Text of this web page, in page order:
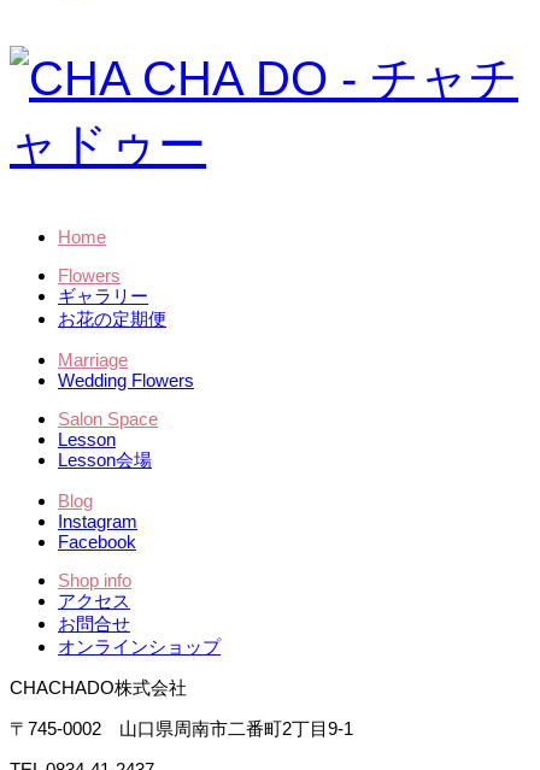
Home
Flowers
ギャラリー
お花の定期便
Marriage
Wedding Flowers
Salon Space
Lesson
Lesson会場
Blog
Instagram
Facebook
Shop info
アクセス
お問合せ
オンラインショップ
CHACHADO株式会社
〒745-0002 山口県周南市二番町2丁目9-1